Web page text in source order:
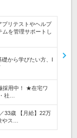
プリテストやヘルプ
を管理サポートし
から学びたい方、I
採用中！ ★在宅ワ
社…
33歳 【月給】22万
やス…